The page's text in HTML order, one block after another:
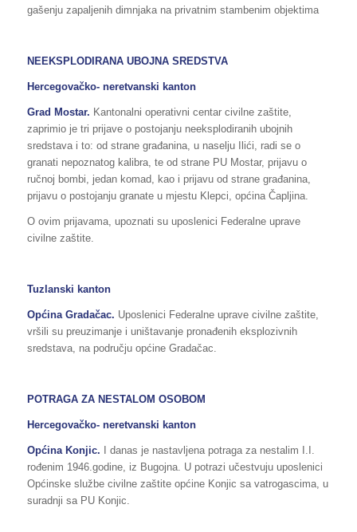
gašenju zapaljenih dimnjaka na privatnim stambenim objektima
NEEKSPLODIRANA UBOJNA SREDSTVA
Hercegovačko- neretvanski kanton
Grad Mostar. Kantonalni operativni centar civilne zaštite,
zaprimio je tri prijave o postojanju neeksplodiranih ubojnih
sredstava i to: od strane građanina, u naselju Ilići, radi se o
granati nepoznatog kalibra, te od strane PU Mostar, prijavu o
ručnoj bombi, jedan komad, kao i prijavu od strane građanina,
prijavu o postojanju granate u mjestu Klepci, općina Čapljina.
O ovim prijavama, upoznati su uposlenici Federalne uprave
civilne zaštite.
Tuzlanski kanton
Općina Gradačac. Uposlenici Federalne uprave civilne zaštite,
vršili su preuzimanje i uništavanje pronađenih eksplozivnih
sredstava, na području općine Gradačac.
POTRAGA ZA NESTALOM OSOBOM
Hercegovačko- neretvanski kanton
Općina Konjic.
I danas je nastavljena potraga za nestalim I.I.
rođenim 1946.godine, iz Bugojna. U potrazi učestvuju uposlenici
Općinske službe civilne zaštite općine Konjic sa vatrogascima, u
suradnji sa PU Konjic.